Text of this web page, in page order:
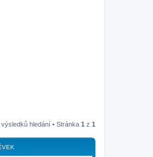
hledání • Stránka 1 z 1